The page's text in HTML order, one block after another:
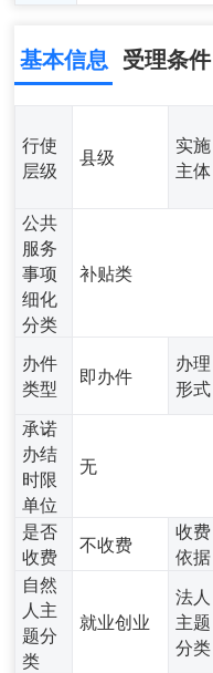
基本信息 受理条件
行使
层级
县级
实施
主体
公共
服务
事项
细化
分类
补贴类
办件
类型
即办件
办理
形式
承诺
办结
时限
单位
无
是否
收费
不收费
收费
依据
自然
人主
题分
类
就业创业
法人
主题
分类